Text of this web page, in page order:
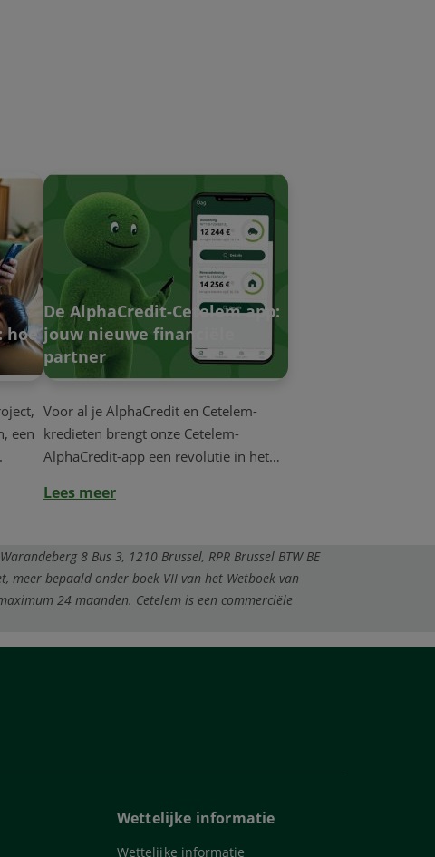
hoe
een
De AlphaCredit-Cetelem app:
jouw nieuwe financiële
partner
Voor al je AlphaCredit en Cetelem-
kredieten brengt onze Cetelem-
AlphaCredit-app een revolutie in het
Lees meer
8 Bus 3, 1210 Brussel, RPR Brussel BTW BE
meer bepaald onder boek VII van het Wetboek van
24 maanden. Cetelem is een commerciële
Wettelijke informatie
Wettelijke informatie